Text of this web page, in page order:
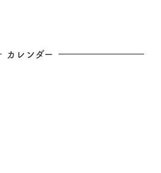
カレンダー